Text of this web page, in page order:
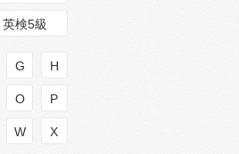
英検5級
G H
O P
W X